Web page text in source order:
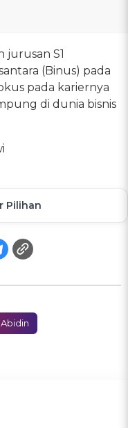
jurusan S1
(Binus) pada
pada kariernya
di dunia bisnis
Pilihan